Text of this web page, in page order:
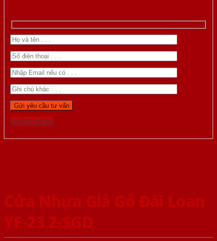
Gọi 0976.169.864
Cửa Nhựa Giả Gỗ Đài Loan
YF-23 2-SGD